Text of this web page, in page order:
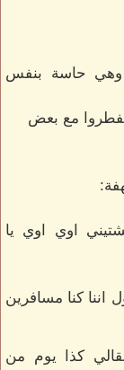
حاسة بنفس
مع بعض
اوي اوي يا
اننا كنا مسافرين
كذا يوم من